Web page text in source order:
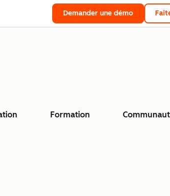
Demander une démo
Formation